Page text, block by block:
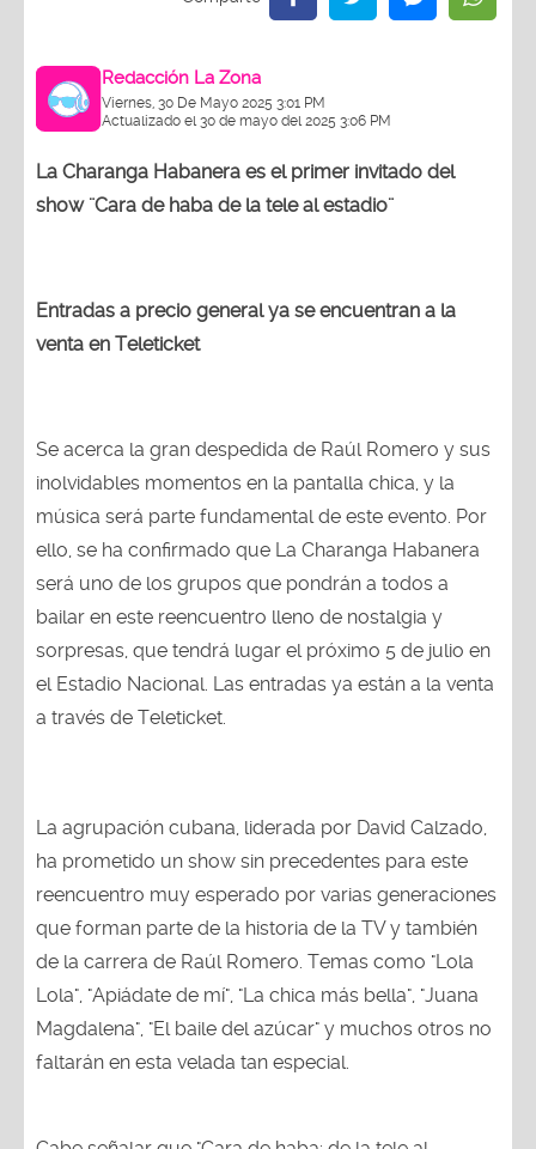
Redacción La Zona
Viernes, 30 De Mayo 2025 3:01 PM
Actualizado el 30 de mayo del 2025 3:06 PM
La Charanga Habanera es el primer invitado del
show ¨Cara de haba de la tele al estadio¨
Entradas a precio general ya se encuentran a la
venta en Teleticket
Se acerca la gran despedida de Raúl Romero y sus
inolvidables momentos en la pantalla chica, y la
música será parte fundamental de este evento. Por
ello, se ha confirmado que La Charanga Habanera
será uno de los grupos que pondrán a todos a
bailar en este reencuentro lleno de nostalgia y
sorpresas, que tendrá lugar el próximo 5 de julio en
el Estadio Nacional. Las entradas ya están a la venta
a través de Teleticket.
La agrupación cubana, liderada por David Calzado,
ha prometido un show sin precedentes para este
reencuentro muy esperado por varias generaciones
que forman parte de la historia de la TV y también
de la carrera de Raúl Romero. Temas como "Lola
Lola", "Apiádate de mí", "La chica más bella", "Juana
Magdalena", "El baile del azúcar" y muchos otros no
faltarán en esta velada tan especial.